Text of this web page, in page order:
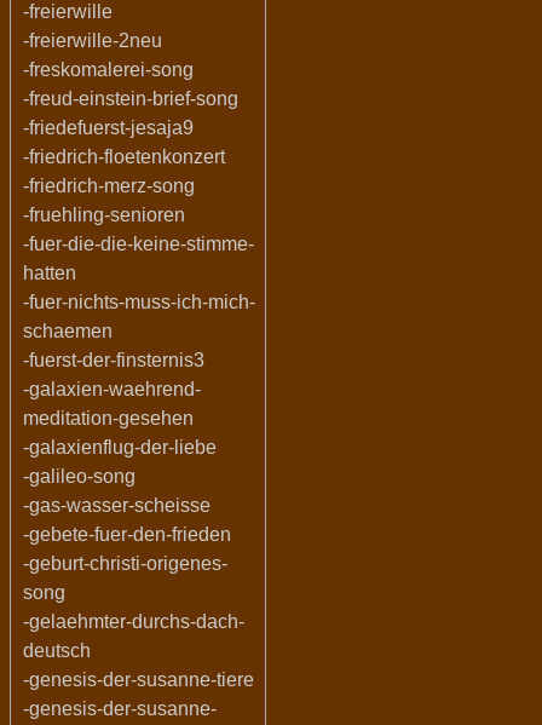
-freierwille
-freierwille-2neu
-freskomalerei-song
-freud-einstein-brief-song
-friedefuerst-jesaja9
-friedrich-floetenkonzert
-friedrich-merz-song
-fruehling-senioren
-fuer-die-die-keine-stimme-
hatten
-fuer-nichts-muss-ich-mich-
schaemen
-fuerst-der-finsternis3
-galaxien-waehrend-
meditation-gesehen
-galaxienflug-der-liebe
-galileo-song
-gas-wasser-scheisse
-gebete-fuer-den-frieden
-geburt-christi-origenes-
song
-gelaehmter-durchs-dach-
deutsch
-genesis-der-susanne-tiere
-genesis-der-susanne-